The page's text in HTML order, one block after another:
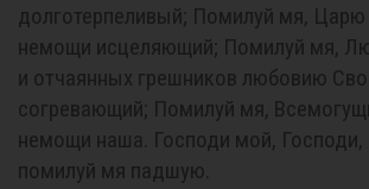
долготерпеливый; Помилуй мя,
немощи исцеляющий; Помилуй мя,
и отчаянных грешников любовию
согревающий; Помилуй мя,
немощи наша. Господи мой, Господи,
помилуй мя падшую.